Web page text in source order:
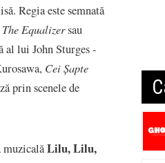
Regia este semnată
The Equalizersau
al lui John Sturges -
Cei Șapte
prin scenele de
muzicalăLilu, Lilu,